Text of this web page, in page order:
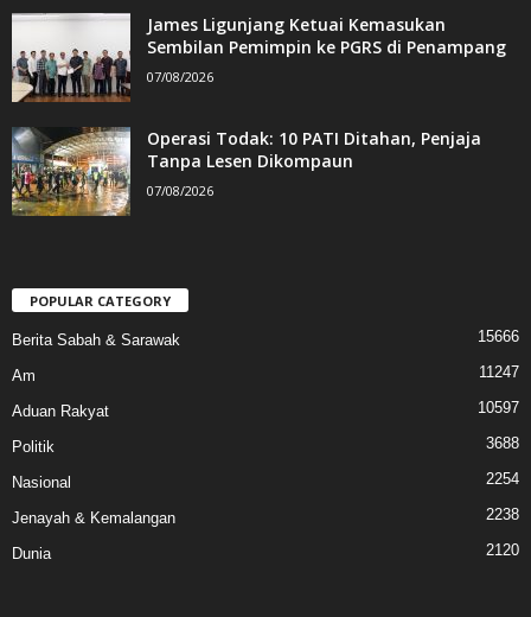
James Ligunjang Ketuai Kemasukan
Sembilan Pemimpin ke PGRS di Penampang
07/08/2026
Operasi Todak: 10 PATI Ditahan, Penjaja
Tanpa Lesen Dikompaun
07/08/2026
POPULAR CATEGORY
Berita Sabah & Sarawak 15666
Am 11247
Aduan Rakyat 10597
Politik 3688
Nasional 2254
Jenayah & Kemalangan 2238
Dunia 2120